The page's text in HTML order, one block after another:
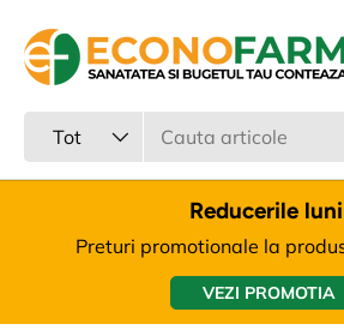
Sari la continut
Tot
Reducerile
Preturi promotionale la
VEZI PROMOTIA